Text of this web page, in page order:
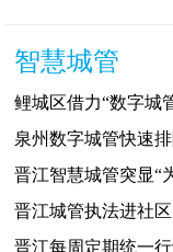
智慧城管
鲤城区借力“数字城
泉州数字城管快速
晋江城管执法进社
晋江每周定期统一